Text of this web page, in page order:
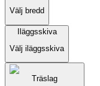
Välj bredd
Iläggsskiva
Välj iläggsskiva
Träslag